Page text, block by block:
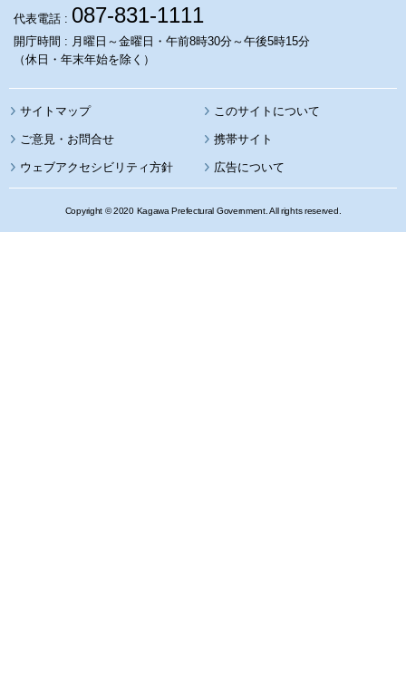
代表電話 : 087-831-1111
開庁時間 : 月曜日～金曜日・午前8時30分～午後5時15分
（休日・年末年始を除く）
サイトマップ このサイトについて
携帯サイト
ウェブアクセシビリティ方針 広告について
Copyright © 2020 Kagawa Prefectural Government. All rights reserved.